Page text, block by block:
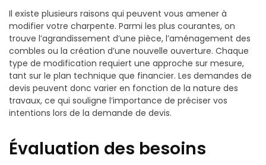
Il existe plusieurs raisons qui peuvent vous amener à
modifier votre charpente. Parmi les plus courantes, on
trouve l’agrandissement d’une pièce, l’aménagement des
combles ou la création d’une nouvelle ouverture. Chaque
type de modification requiert une approche sur mesure,
tant sur le plan technique que financier. Les demandes de
devis peuvent donc varier en fonction de la nature des
travaux, ce qui souligne l’importance de préciser vos
intentions lors de la demande de devis.
Évaluation des besoins